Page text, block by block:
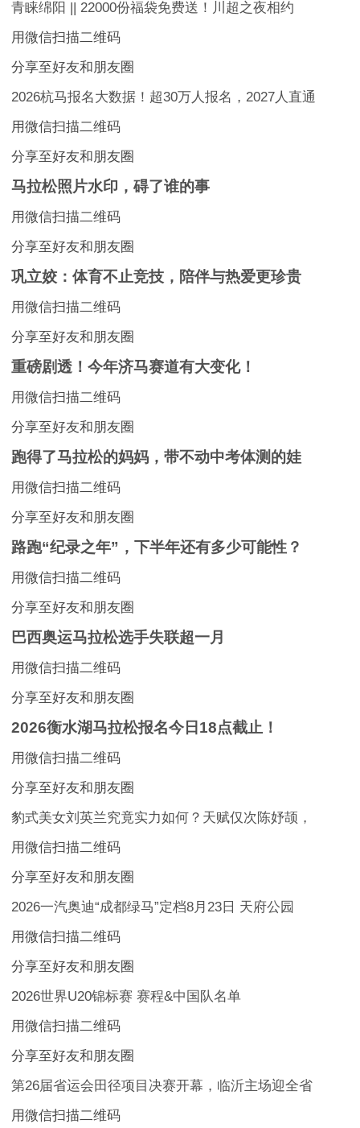
青睐绵阳 || 22000份福袋免费送！川超之夜相约
用微信扫描二维码
分享至好友和朋友圈
2026杭马报名大数据！超30万人报名，2027人直通
用微信扫描二维码
分享至好友和朋友圈
马拉松照片水印，碍了谁的事
用微信扫描二维码
分享至好友和朋友圈
巩立姣：体育不止竞技，陪伴与热爱更珍贵
用微信扫描二维码
分享至好友和朋友圈
重磅剧透！今年济马赛道有大变化！
用微信扫描二维码
分享至好友和朋友圈
跑得了马拉松的妈妈，带不动中考体测的娃
用微信扫描二维码
分享至好友和朋友圈
路跑“纪录之年”，下半年还有多少可能性？
用微信扫描二维码
分享至好友和朋友圈
巴西奥运马拉松选手失联超一月
用微信扫描二维码
分享至好友和朋友圈
2026衡水湖马拉松报名今日18点截止！
用微信扫描二维码
分享至好友和朋友圈
豹式美女刘英兰究竟实力如何？天赋仅次陈妤颉，
用微信扫描二维码
分享至好友和朋友圈
2026一汽奥迪“成都绿马”定档8月23日 天府公园
用微信扫描二维码
分享至好友和朋友圈
2026世界U20锦标赛 赛程&中国队名单
用微信扫描二维码
分享至好友和朋友圈
第26届省运会田径项目决赛开幕，临沂主场迎全省
用微信扫描二维码